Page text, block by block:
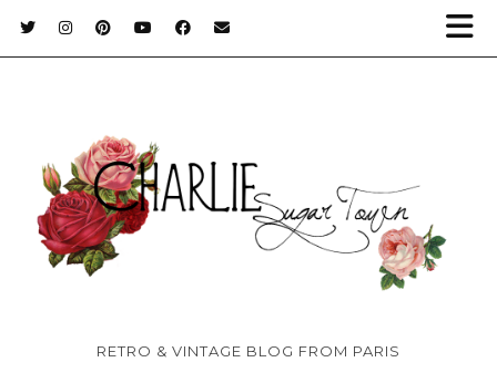
RETRO & VINTAGE BLOG FROM PARIS